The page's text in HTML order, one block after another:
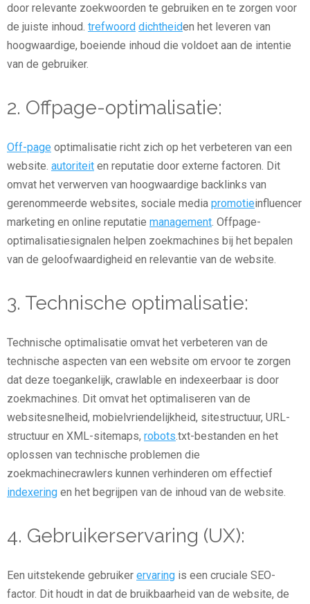
door relevante zoekwoorden te gebruiken en te zorgen voor
de juiste inhoud. trefwoord dichtheiden het leveren van
hoogwaardige, boeiende inhoud die voldoet aan de intentie
van de gebruiker.
2. Offpage-optimalisatie:
Off-page optimalisatie richt zich op het verbeteren van een
website. autoriteit en reputatie door externe factoren. Dit
omvat het verwerven van hoogwaardige backlinks van
gerenommeerde websites, sociale media promotieinfluencer
marketing en online reputatie management. Offpage-
optimalisatiesignalen helpen zoekmachines bij het bepalen
van de geloofwaardigheid en relevantie van de website.
3. Technische optimalisatie:
Technische optimalisatie omvat het verbeteren van de
technische aspecten van een website om ervoor te zorgen
dat deze toegankelijk, crawlable en indexeerbaar is door
zoekmachines. Dit omvat het optimaliseren van de
websitesnelheid, mobielvriendelijkheid, sitestructuur, URL-
structuur en XML-sitemaps, robots.txt-bestanden en het
oplossen van technische problemen die
zoekmachinecrawlers kunnen verhinderen om effectief
indexering en het begrijpen van de inhoud van de website.
4. Gebruikerservaring (UX):
Een uitstekende gebruiker ervaring is een cruciale SEO-
factor. Dit houdt in dat de bruikbaarheid van de website, de